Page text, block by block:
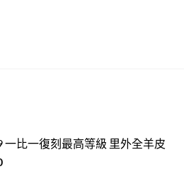
一比一復刻最高等級 里外全羊皮